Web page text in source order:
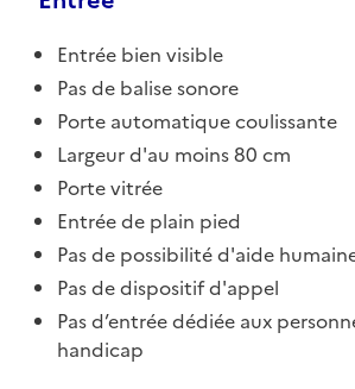
Entrée bien visible
Pas de balise sonore
Porte automatique coulissante
Largeur d'au moins 80 cm
Porte vitrée
Entrée de plain pied
Pas de possibilité d'aide
Pas de dispositif d'appel
Pas d’entrée dédiée aux
handicap